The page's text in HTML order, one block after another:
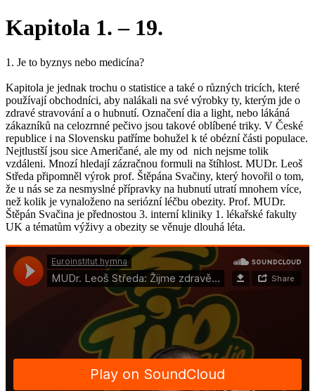
Kapitola 1. – 19.
1. Je to byznys nebo medicína?
Kapitola je jednak trochu o statistice a také o různých tricích, které
používají obchodníci, aby nalákali na své výrobky ty, kterým jde o
zdravé stravování a o hubnutí. Označení dia a light, nebo lákáná
zákazníků na celozrnné pečivo jsou takové oblíbené triky. V České
republice i na Slovensku patříme bohužel k té obézní části populace.
Nejtlustší jsou sice Američané, ale my od nich nejsme tolik
vzdáleni. Mnozí hledají zázračnou formuli na štíhlost. MUDr. Leoš
Středa připomněl výrok prof. Štěpána Svačiny, který hovořil o tom,
že u nás se za nesmyslné přípravky na hubnutí utratí mnohem více,
než kolik je vynaloženo na seriózní léčbu obezity. Prof. MUDr.
Štěpán Svačina je přednostou 3. interní kliniky 1. lékařské fakulty
UK a tématům výživy a obezity se věnuje dlouhá léta.